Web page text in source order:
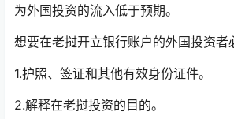
为外国投资的流入低于预期。
想要在老挝开立银行账户的外国投资者
1.护照、签证和其他有效身份证件。
2.解释在老挝投资的目的。